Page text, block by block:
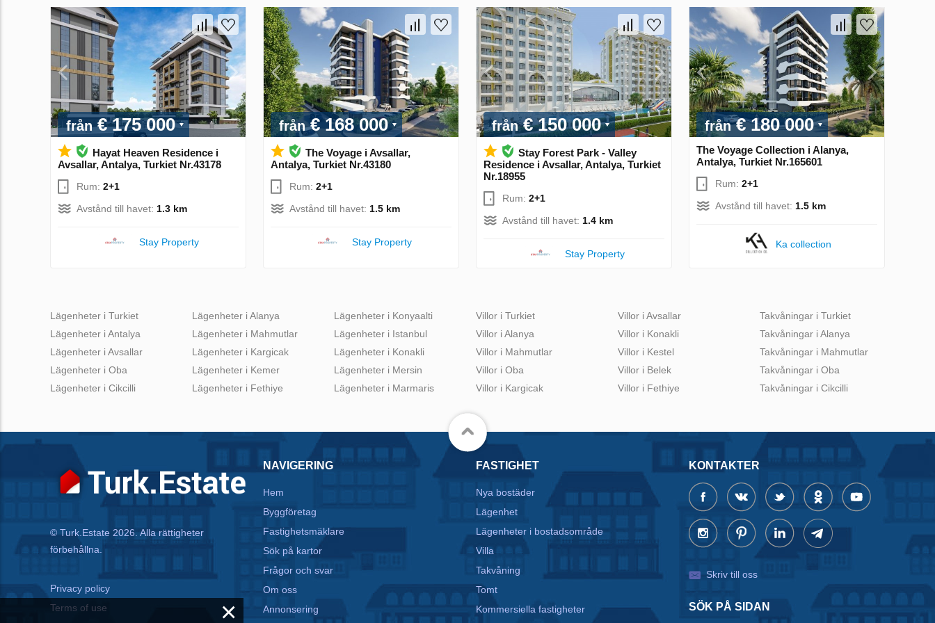
från€ 175 000
Hayat Heaven Residence i
Avsallar, Antalya, Turkiet Nr.43178
Rum: 2+1
Avstånd till havet: 1.3 km
Stay Property
från€ 168 000
The Voyage i Avsallar,
Antalya, Turkiet Nr.43180
Rum: 2+1
Avstånd till havet: 1.5 km
Stay Property
från€ 150 000
Stay Forest Park - Valley
Residence i Avsallar, Antalya, Turkiet
Nr.18955
Rum: 2+1
Avstånd till havet: 1.4 km
Stay Property
från€ 180 000
The Voyage Collection i Alanya,
Antalya, Turkiet Nr.165601
Rum: 2+1
Avstånd till havet: 1.5 km
Ka collection
Lägenheter i Turkiet
Lägenheter i Antalya
Lägenheter i Avsallar
Lägenheter i Oba
Lägenheter i Cikcilli
Lägenheter i Alanya
Lägenheter i Mahmutlar
Lägenheter i Kargicak
Lägenheter i Kemer
Lägenheter i Fethiye
Lägenheter i Konyaalti
Lägenheter i Istanbul
Lägenheter i Konakli
Lägenheter i Mersin
Lägenheter i Marmaris
Villor i Turkiet
Villor i Alanya
Villor i Mahmutlar
Villor i Oba
Villor i Kargicak
Villor i Avsallar
Villor i Konakli
Villor i Kestel
Villor i Belek
Villor i Fethiye
Takvåningar i Turkiet
Takvåningar i Alanya
Takvåningar i Mahmutlar
Takvåningar i Oba
Takvåningar i Cikcilli
© Turk.Estate 2026. Alla rättigheter
förbehållna.
Privacy policy
Terms of use
NAVIGERING
Hem
Byggföretag
Fastighetsmäklare
Sök på kartor
Frågor och svar
Om oss
Annonsering
FASTIGHET
Nya bostäder
Lägenhet
Lägenheter i bostadsområde
Villa
Takvåning
Tomt
Kommersiella fastigheter
KONTAKTER
Skriv till oss
SÖK PÅ SIDAN
×